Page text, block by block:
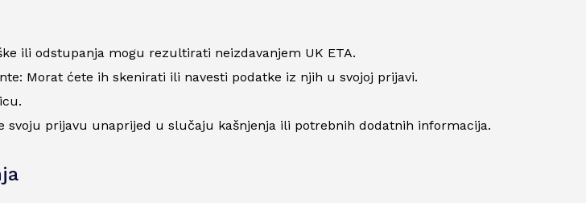
ili odstupanja mogu rezultirati neizdavanjem UK ETA.
Morat ćete ih skenirati ili navesti podatke iz njih u svojoj prijavi.
svoju prijavu unaprijed u slučaju kašnjenja ili potrebnih dodatnih informacija.